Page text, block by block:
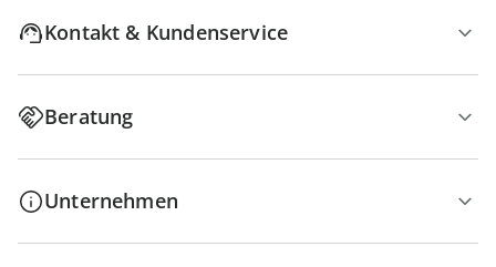
Kontakt & Kundenservice
Beratung
Unternehmen